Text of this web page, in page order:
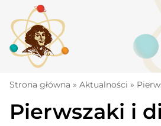
content
Strona główna
Aktualności
Strona główna » Aktualności »
Pierwszaki i